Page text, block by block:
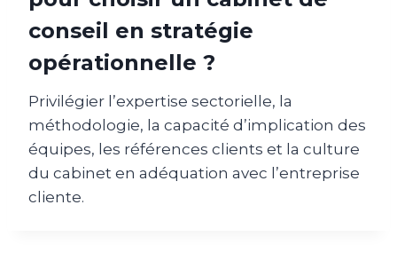
conseil en stratégie
opérationnelle ?
Privilégier l’expertise sectorielle, la
méthodologie, la capacité d’implication des
équipes, les références clients et la culture
du cabinet en adéquation avec l’entreprise
cliente.